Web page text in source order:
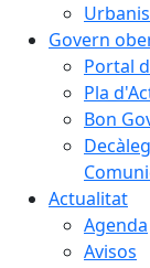
Govern
Portal
Pla
Bon
Actualitat
Agenda
Avisos